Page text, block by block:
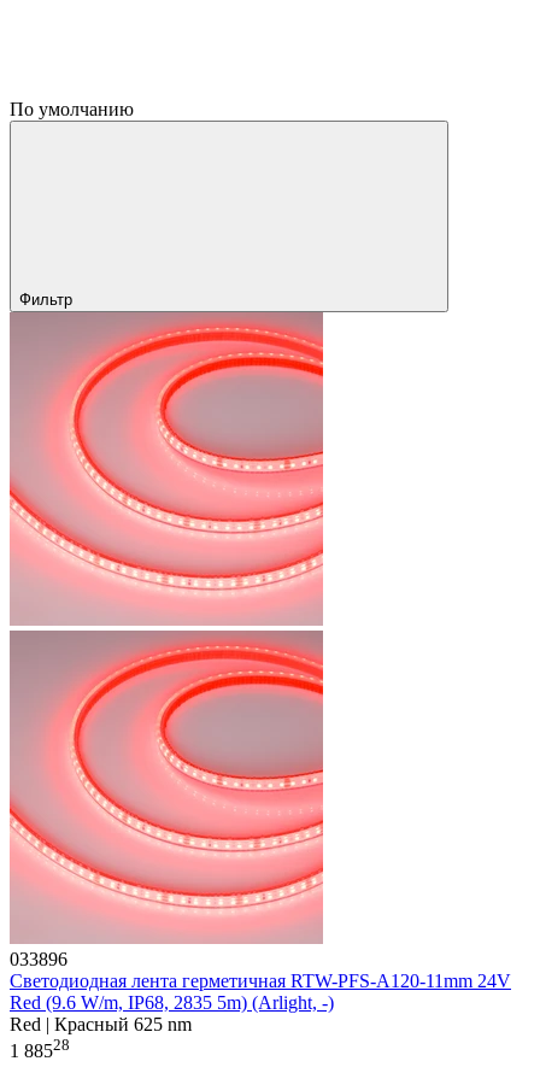
По умолчанию
Фильтр
033896
Светодиодная лента герметичная RTW-PFS-A120-11mm 24V
Red (9.6 W/m, IP68, 2835 5m) (Arlight, -)
Red | Красный 625 nm
1 88528